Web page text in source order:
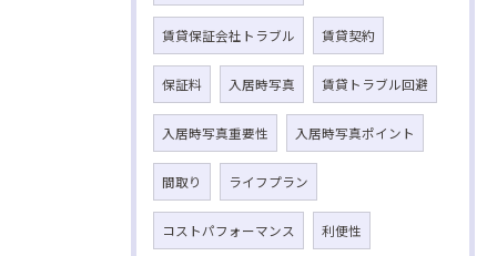
賃貸保証会社トラブル 賃貸契約
保証料 入居時写真 賃貸トラブル回避
入居時写真重要性 入居時写真ポイント
間取り ライフプラン
コストパフォーマンス 利便性